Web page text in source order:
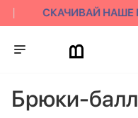
СКАЧИВАЙ НАШЕ
Брюки-